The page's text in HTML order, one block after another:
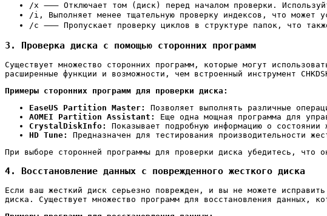
/x ⸺ Отключает том (диск) перед началом проверки.
/i , Выполняет менее тщательную проверку индексов, что может
/c ⸺ Пропускает проверку циклов в структуре папок, что
3. Проверка диска с помощью сторонних программ
Существует множество сторонних программ, которые могут
расширенные функции и возможности, чем встроенный инструмент
Примеры сторонних программ для проверки диска:
EaseUS Partition Master:
Позволяет выполнять различные
AOMEI Partition Assistant:
Еще одна мощная программа для
CrystalDiskInfo:
Показывает подробную информацию о
HD Tune:
Предназначен для тестирования производительности
При выборе сторонней программы для проверки диска убедитесь, что
4. Восстановление данных с поврежденного жесткого диска
Если ваш жесткий диск серьезно поврежден, и вы не можете
диска. Существует множество программ для восстановления данных,